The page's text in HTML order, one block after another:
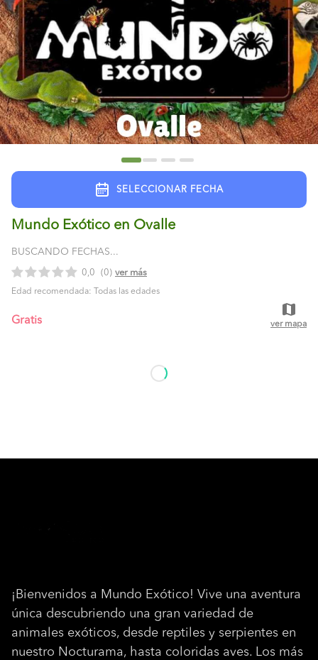
SELECCIONAR FECHA
Mundo Exótico en Ovalle
BUSCANDO FECHAS...
0,0 (0) ver más
Edad recomendada: Todas las edades
Gratis ver mapa
¡Bienvenidos a Mundo Exótico! Vive una aventura
única descubriendo una gran variedad de
animales exóticos, desde reptiles y serpientes en
nuestro Nocturama, hasta coloridas aves. Los más